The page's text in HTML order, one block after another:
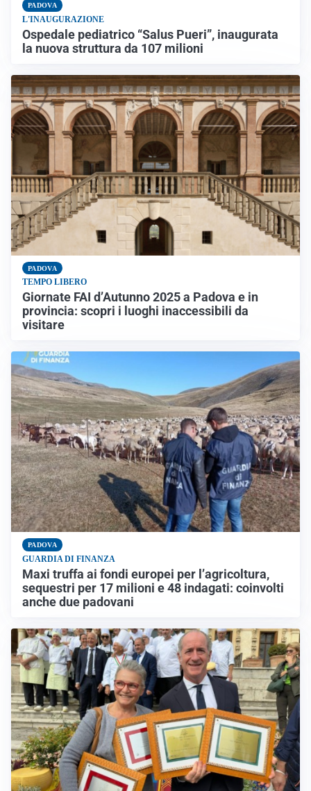
PADOVA
L'INAUGURAZIONE
Ospedale pediatrico “Salus Pueri”, inaugurata
la nuova struttura da 107 milioni
PADOVA
TEMPO LIBERO
Giornate FAI d’Autunno 2025 a Padova e in
provincia: scopri i luoghi inaccessibili da
visitare
PADOVA
GUARDIA DI FINANZA
Maxi truffa ai fondi europei per l’agricoltura,
sequestri per 17 milioni e 48 indagati: coinvolti
anche due padovani